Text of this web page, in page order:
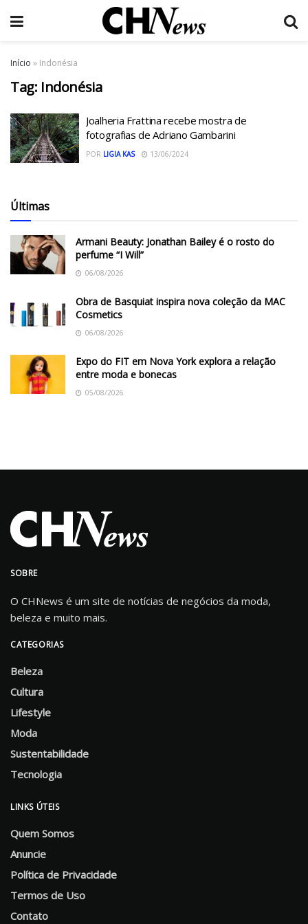
Início » Indonésia
Tag: Indonésia
Joalheria Frattina recebe mostra de
fotografias de Adriano Gambarini
POR LIGIA KAS 13/06/2024
Últimas
Armani Beauty: Jonathan Bailey é o rosto do
perfume “I Will”
06/08/2026
Obra de Basquiat inspira nova coleção da MAC
Cosmetics
06/08/2026
Expo do FIT em Nova York explora a relação
entre moda e bonecas
05/08/2026
SOBRE
O CHNews é um site de notícias de negócios da moda,
beleza e muito mais.
CATEGORIAS
Beleza
Cultura
Lifestyle
Moda
Sustentabilidade
Tecnologia
LINKS ÚTEIS
Quem Somos
Anuncie
Política de Privacidade
Termos de Uso
Contato